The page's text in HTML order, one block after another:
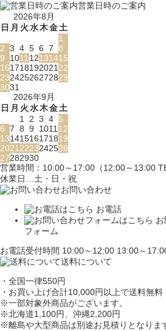
営業日時のご案内
2026年8月
日 月 火水木金土
1
2 3 4 5 6 7 8
9
101112131415
16171819202122
23242526272829
3031
2026年9月
日 月 火水木金土
1 2 3 4 5
6 7 8 9 101112
13141516171819
20212223242526
27282930
営業時間：10:00～17:00（12:00～13:00
休業日…土・日・祝
お問い合わせ
お電話
フォーム
お電話受付時間 10:00～12:00 13:00～
送料について
・全国一律550円
・お買い上げ合計10,000円 以上で送料無料
※一部対象外商品がございます。
※北海道1,100円、沖縄2,200円
※離島や大型商品は別途お見積りとなりま